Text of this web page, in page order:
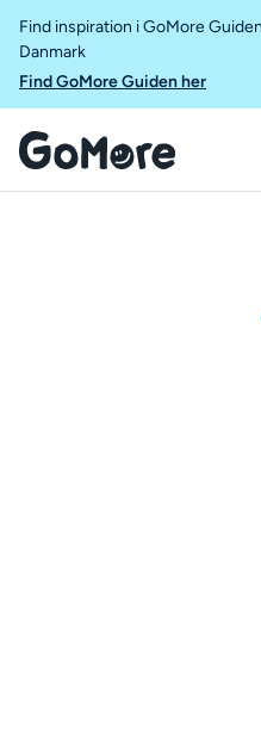
Find inspiration i GoMore
Danmark
Find GoMore Guiden her